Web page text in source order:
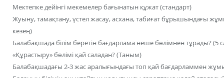
Мектепке дейінгі мекемелер бағынатын құжат (стандарт)
Жуыну, тамақтану, үстел жасау, асхана, табиғат бұрышындағы
кезең)
Балабақшада білім беретін бағдарлама неше бөлімнен тұрады? (5
«Құрастыру» бөлімі қай саладан? (Таным)
Балабақшадағы 2-3 жас аралығындағы топ қай бағдарламмен